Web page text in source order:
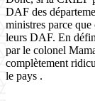
DAF des
ministres parce
leurs DAF. En
par le colonel
complètement
le pays .